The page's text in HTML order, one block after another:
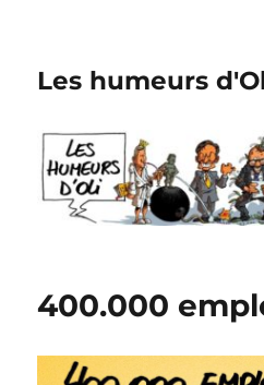
Les humeurs
400.000